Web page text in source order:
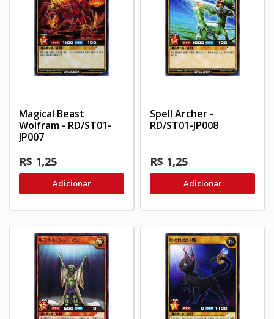
Magical Beast
Wolfram - RD/ST01-
JP007
R$ 1,25
Adicionar
Spell Archer -
RD/ST01-JP008
R$ 1,25
Adicionar